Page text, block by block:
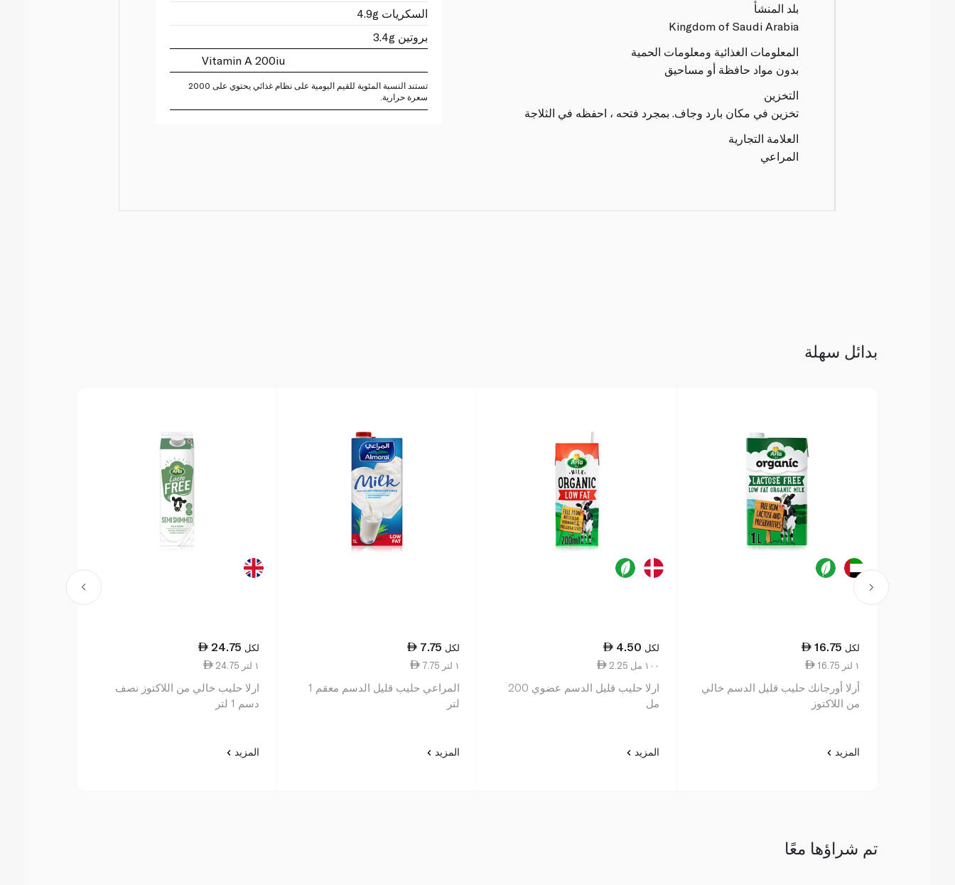
بلد المنشأ
Kingdom of Saudi Arabia
المعلومات الغذائية ومعلومات الحمية
بدون مواد حافظة أو مساحيق
التخزين
تخزين في مكان بارد وجاف. بمجرد فتحه ، احفظه في الثلاجة
العلامة التجارية
المراعي
السكريات 4.9g
بروتين 3.4g
Vitamin A 200iu
تستند النسبة المئوية للقيم اليومية على نظام غذائي يحتوي على 2000
سعرة حرارية.
بدائل سهلة
16.75 لكل
16.75 ١ لتر
أرلا أورجانك حليب قليل الدسم خالي
من اللاكتوز
المزيد
4.50 لكل
2.25 ١٠٠ مل
ارلا حليب قليل الدسم عضوي 200
مل
المزيد
7.75 لكل
7.75 ١ لتر
المراعي حليب قليل الدسم معقم 1
لتر
المزيد
24.75 لكل
24.75 ١ لتر
ارلا حليب خالي من اللاكتوز نصف
دسم 1 لتر
المزيد
تم شراؤها معًا